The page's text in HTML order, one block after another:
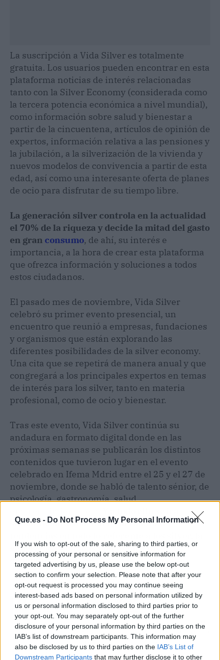
Que.es - Do Not Process My Personal Information
If you wish to opt-out of the sale, sharing to third parties, or
processing of your personal or sensitive information for
targeted advertising by us, please use the below opt-out
section to confirm your selection. Please note that after your
opt-out request is processed you may continue seeing
interest-based ads based on personal information utilized by
us or personal information disclosed to third parties prior to
your opt-out. You may separately opt-out of the further
disclosure of your personal information by third parties on the
IAB’s list of downstream participants. This information may
also be disclosed by us to third parties on the IAB’s List of
Downstream Participants that may further disclose it to other
La suscripción a Vida Silver es totalmente
gratuita. Los usuarios pueden encontrar en esta
plataforma noticias de interés relacionadas
tanto con la Silver Economy (considerada como
la tercera potencia económica a nivel mundial),
como información sobre salud y bienestar a
partir de la cincuentena, artículos de opinión de
expertos, información relativa a las pensiones y
la jubilación, a la silverización de la vivienda y
nuevos modelos de convivencia a partir de esta
edad, así como una interesante oferta de planes
de ocio para disfrutar de su tiempo libre.
La generación silver controla en la actualidad
el 70% de la riqueza y decide la mitad del gasto
en gran consumo, de ahí, su interés e
importancia, a la hora de crear esta plataforma
que ofrezca información y soluciones a todos
estos ciudadanos.
El pasado mes de noviembre, Vida Silver
celebró su primer evento presencial, un
encuentro que reunió a empresas, fundaciones
y organismos que están explorando las
diferentes posibilidades de la silver economy.
Una cita que se repetirá de manera anual y que
congregará a los principales expertos en temas
de interés para los silver, tanto en materia
profesional, como de ocio y bienestar.
Tras este evento, Vida Silver continúa su
andadura en formato digital donde en las
próximas semanas se publicarán los distintos
contenidos que tuvieron lugar en el evento
celebrado en Ifema Mdrid entre el 25 y el 27 de
noviembre, donde se habló de talento sénior, de
psicología, gastronomía, salud,
sumando información de actualidad y
generación con más potencial a nivel
económico.
Artículo anterior
Invercaria Pérez-
Sauquillo a 3 años y
medio de cárcel por el
préstamo a Fumapa
Artículo siguiente
para atender a las
los efectos negativos del